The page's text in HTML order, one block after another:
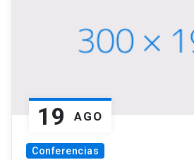
19 AGO
Conferencias